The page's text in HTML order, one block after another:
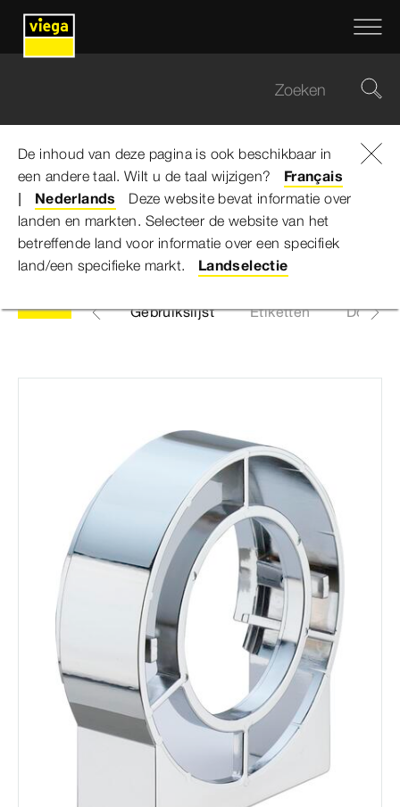
De inhoud van deze pagina is ook beschikbaar in
een andere taal. Wilt u de taal wijzigen?
Français
Nederlands
Deze website bevat informatie over
landen en markten. Selecteer de website van het
betreffende land voor informatie over een specifiek
land/een specifieke markt.
Landselectie
Viega Belgium ... Overlooprozet
Overlooprozet
Artikelen Gebruikslijst Etiketten